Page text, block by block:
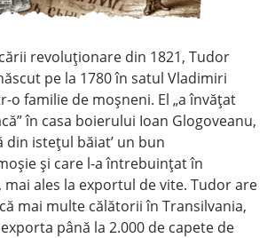
revoluţionare din 1821, Tudor
pe la 1780 în satul Vladimiri
o familie de moşneni. El „a învăţat
în casa boierului Ioan Glogoveanu,
din isteţul băiat’ un bun
şi care l-a întrebuinţat în
ales la exportul de vite. Tudor are
mai multe călătorii în Transilvania,
până la 2.000 de capete de